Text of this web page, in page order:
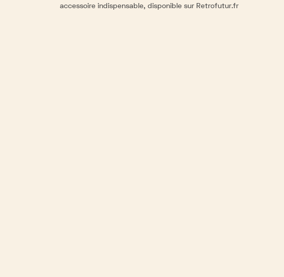
accessoire indispensable, disponible sur Retrofutur.fr